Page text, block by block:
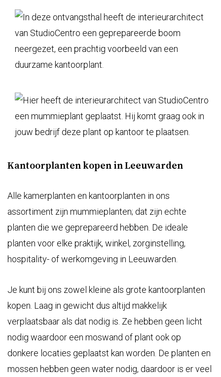
Kantoorplanten kopen in Leeuwarden
Alle kamerplanten en kantoorplanten in ons
assortiment zijn mummieplanten; dat zijn echte
planten die we geprepareerd hebben. De ideale
planten voor elke praktijk, winkel, zorginstelling,
hospitality- of werkomgeving in Leeuwarden.
Je kunt bij ons zowel kleine als grote kantoorplanten
kopen. Laag in gewicht dus altijd makkelijk
verplaatsbaar als dat nodig is. Ze hebben geen licht
nodig waardoor een moswand of plant ook op
donkere locaties geplaatst kan worden. De planten en
mossen hebben geen water nodig, daardoor is er veel